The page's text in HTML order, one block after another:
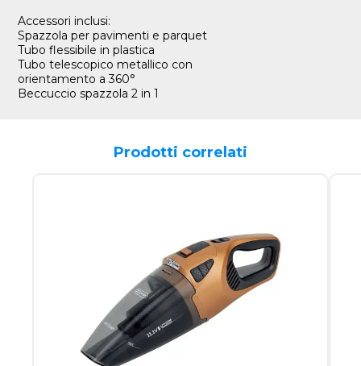
Accessori inclusi:
Spazzola per pavimenti e parquet
Tubo flessibile in plastica
Tubo telescopico metallico con
orientamento a 360°
Beccuccio spazzola 2 in 1
Prodotti correlati